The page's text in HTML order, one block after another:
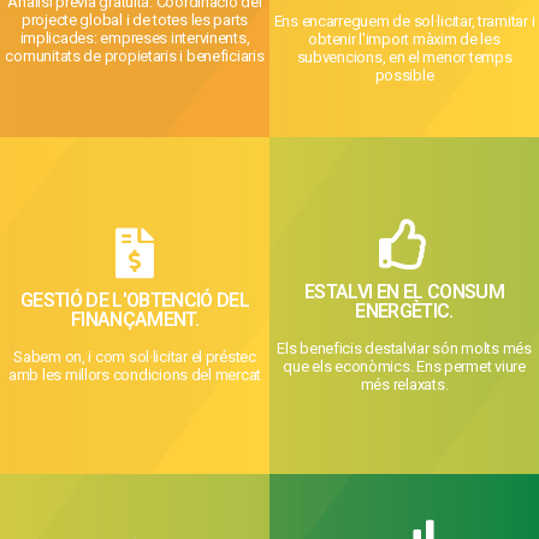
projecte global i de totes les parts
implicades: empreses intervinents,
comunitats de propietaris i beneficiaris
ENS OCUPEM DE TOT
Amb la nostra experiència
Ens encarreguem de sol·licitar, tramitar i
obtenir l'import màxim de les
subvencions, en el menor temps
possible
FEM TOT EL TRÀMIT
GESTIÓ DE L'OBTENCIÓ DEL
FINANÇAMENT.
Sabem on, i com sol·licitar el préstec
amb les millors condicions del mercat
GESTIÓ DEL
FINANÇAMENT
Aconseguim els millors
finançaments
CONTACTI ARA
ESTALVI EN EL CONSUM
ENERGÈTIC.
Els beneficis destalviar són molts més
que els econòmics. Ens permet viure
més relaxats.
ELS BENEFICIS DE
L'ESTALVI ENERGÈTIC
ambient: aquest és un dels
beneficis principals
d'estalviar energia elèctrica
CONTACTI ARA